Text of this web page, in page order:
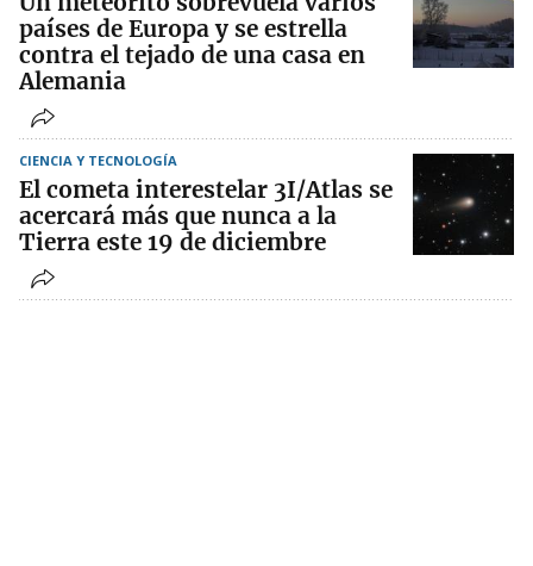
países de Europa y se estrella
contra el tejado de una casa en
Alemania
CIENCIA Y TECNOLOGÍA
El cometa interestelar 3I/Atlas se
acercará más que nunca a la
Tierra este 19 de diciembre